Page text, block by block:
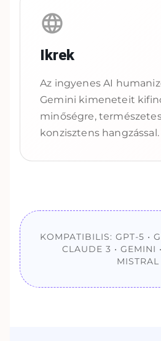
Ikrek
Az ingyenes AI
Gemini kimeneteit
minőségre,
konzisztens hangzással.
KOMPATIBILIS: GPT-5 •
CLAUDE 3 • GEMINI
MISTRAL